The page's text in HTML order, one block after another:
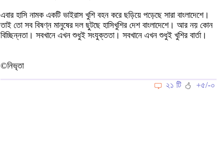
এবার হাসি নামক একটি ভাইরাস খুশি বহন করে ছড়িয়ে পড়েছে সারা বাংলাদেশে।
তাই তো সব বিষণ্ন মানুষের দল ছুটছে হাসিখুশির দেশ বাংলাদেশে। আর নয় কোন
বিচ্ছিন্নতা। সবখানে এখন শুধুই সংযুক্ততা। সবখানে এখন শুধুই খুশির বার্তা।
©নিভৃতা
২১ টি
+৫/-০